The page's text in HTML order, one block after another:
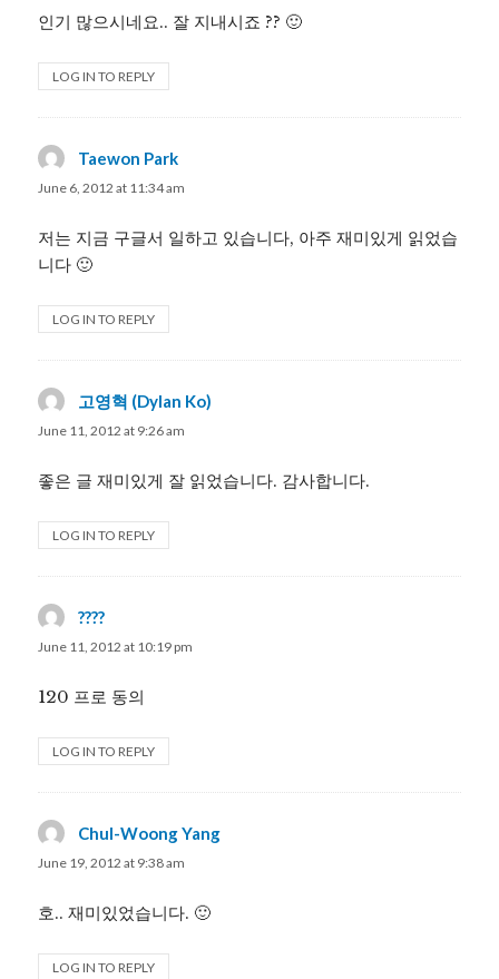
인기 많으시네요.. 잘 지내시죠 ?? 🙂
LOG IN TO REPLY
Taewon Park
June 6, 2012 at 11:34 am
저는 지금 구글서 일하고 있습니다, 아주 재미있게 읽었습
니다 🙂
LOG IN TO REPLY
고영혁 (Dylan Ko)
June 11, 2012 at 9:26 am
좋은 글 재미있게 잘 읽었습니다. 감사합니다.
LOG IN TO REPLY
????
June 11, 2012 at 10:19 pm
120 프로 동의
LOG IN TO REPLY
Chul-Woong Yang
June 19, 2012 at 9:38 am
호.. 재미있었습니다. 🙂
LOG IN TO REPLY